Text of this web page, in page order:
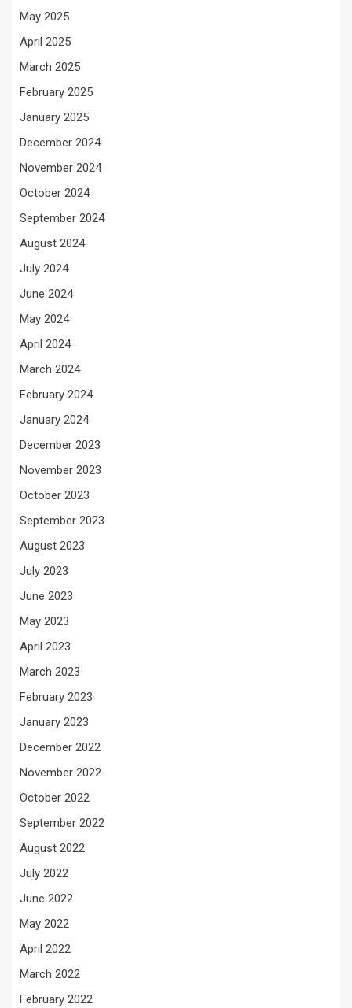
May 2025
April 2025
March 2025
February 2025
January 2025
December 2024
November 2024
October 2024
September 2024
August 2024
July 2024
June 2024
May 2024
April 2024
March 2024
February 2024
January 2024
December 2023
November 2023
October 2023
September 2023
August 2023
July 2023
June 2023
May 2023
April 2023
March 2023
February 2023
January 2023
December 2022
November 2022
October 2022
September 2022
August 2022
July 2022
June 2022
May 2022
April 2022
March 2022
February 2022